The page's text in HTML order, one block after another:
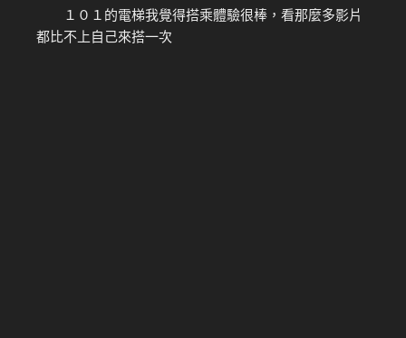
１０１的電梯我覺得搭乘體驗很棒，看那麼多影片
都比不上自己來搭一次